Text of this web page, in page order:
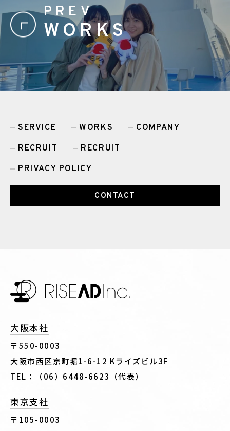
PREV
WORKS
SERVICE WORKS
COMPANY
RECRUIT
RECRUIT
PRIVACY POLICY
CONTACT
大阪本社
〒550-0003
大阪市西区京町堀1-6-12 Kライズビル3F
TEL：（06）6448-6623（代表）
東京支社
〒105-0003